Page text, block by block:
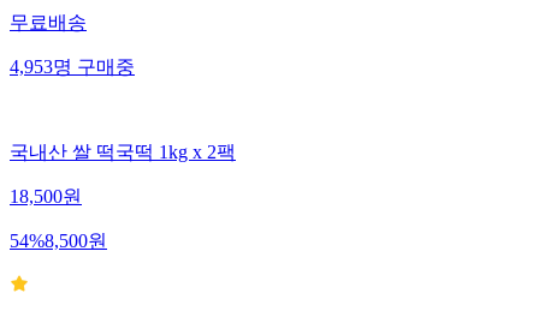
무료배송
4,953명구매중
국내산 쌀 떡국떡 1kg x 2팩
18,500원
54%8,500원